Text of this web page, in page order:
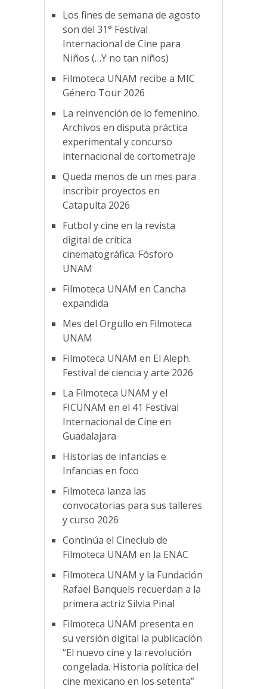
Los fines de semana de agosto
son del 31° Festival
Internacional de Cine para
Niños (…Y no tan niños)
Filmoteca UNAM recibe a MIC
Género Tour 2026
La reinvención de lo femenino.
Archivos en disputa práctica
experimental y concurso
internacional de cortometraje
Queda menos de un mes para
inscribir proyectos en
Catapulta 2026
Futbol y cine en la revista
digital de crítica
cinematográfica: Fósforo
UNAM
Filmoteca UNAM en Cancha
expandida
Mes del Orgullo en Filmoteca
UNAM
Filmoteca UNAM en El Aleph.
Festival de ciencia y arte 2026
La Filmoteca UNAM y el
FICUNAM en el 41 Festival
Internacional de Cine en
Guadalajara
Historias de infancias e
Infancias en foco
Filmoteca lanza las
convocatorias para sus talleres
y curso 2026
Continúa el Cineclub de
Filmoteca UNAM en la ENAC
Filmoteca UNAM y la Fundación
Rafael Banquels recuerdan a la
primera actriz Silvia Pinal
Filmoteca UNAM presenta en
su versión digital la publicación
“El nuevo cine y la revolución
congelada. Historia política del
cine mexicano en los setenta”